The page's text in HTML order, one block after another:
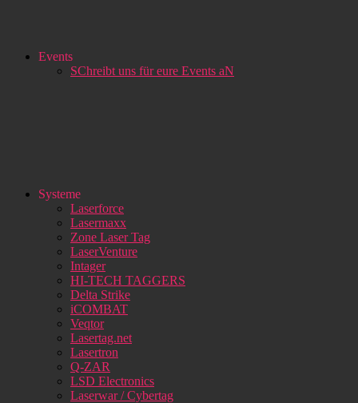
Events
SChreibt uns für eure Events aN
Systeme
Laserforce
Lasermaxx
Zone Laser Tag
LaserVenture
Intager
HI-TECH TAGGERS
Delta Strike
iCOMBAT
Veqtor
Lasertag.net
Lasertron
Q-ZAR
LSD Electronics
Laserwar / Cybertag